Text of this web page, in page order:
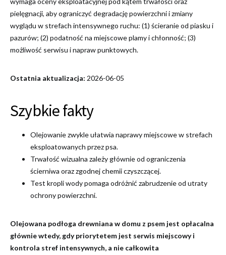
pielęgnacji, aby ograniczyć degradację powierzchni i zmiany
wyglądu w strefach intensywnego ruchu: (1) ścieranie od piasku i
pazurów; (2) podatność na miejscowe plamy i chłonność; (3)
możliwość serwisu i napraw punktowych.
Ostatnia aktualizacja: 2026-06-05
Szybkie fakty
Olejowanie zwykle ułatwia naprawy miejscowe w strefach
eksploatowanych przez psa.
Trwałość wizualna zależy głównie od ograniczenia
ścierniwa oraz zgodnej chemii czyszczącej.
Test kropli wody pomaga odróżnić zabrudzenie od utraty
ochrony powierzchni.
Olejowana podłoga drewniana w domu z psem jest opłacalna
głównie wtedy, gdy priorytetem jest serwis miejscowy i
kontrola stref intensywnych, a nie całkowita